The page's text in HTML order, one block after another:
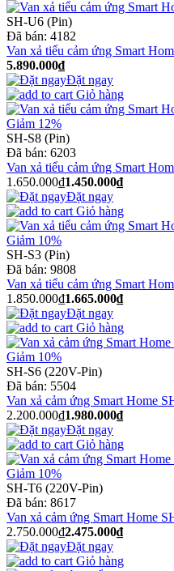
SH-U6 (Pin)
Đã bán: 4182
Van xả tiểu cảm ứng Smart
5.890.000₫
Đặt ngay
Giỏ hàng
Giảm 12%
SH-S8 (Pin)
Đã bán: 6203
Van xả tiểu cảm ứng Smart
1.650.000₫1.450.000₫
Đặt ngay
Giỏ hàng
Giảm 10%
SH-S3 (Pin)
Đã bán: 9808
Van xả tiểu cảm ứng Smart
1.850.000₫1.665.000₫
Đặt ngay
Giỏ hàng
Giảm 10%
SH-S6 (220V-Pin)
Đã bán: 5504
Van xả cảm ứng Smart Home
2.200.000₫1.980.000₫
Đặt ngay
Giỏ hàng
Giảm 10%
SH-T6 (220V-Pin)
Đã bán: 8617
Van xả cảm ứng Smart Home
2.750.000₫2.475.000₫
Đặt ngay
Giỏ hàng